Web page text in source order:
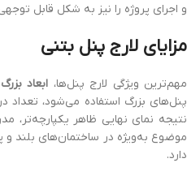
و اجرای پروژه را نیز به شکل قابل
مزایای لارج پنل بتنی
مهم‌ترین ویژگی لارج پنل‌ها، ابعاد
پنل‌های بزرگ استفاده می‌شود، تعداد
نتیجه نمای نهایی ظاهر یکپارچه‌تر،
موضوع به‌ویژه در ساختمان‌های بلند و
دارد.